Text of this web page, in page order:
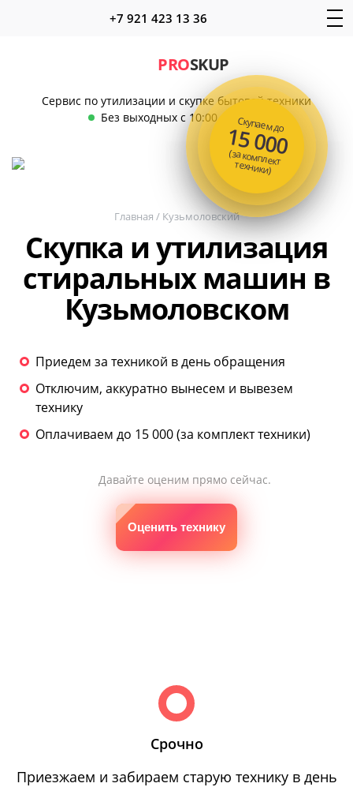
PROSKUP
Сервис по утилизации и скупке бытовой техники
Без выходных с 10:00 до 22:00
+7 921 423 13 36
Скупаем до
15 000
(за комплект
техники)
Главная / Кузьмоловский
Скупка и утилизация
стиральных машин в
Кузьмоловском
Приедем за техникой в день обращения
Отключим, аккуратно вынесем и вывезем
технику
Оплачиваем до 15 000 (за комплект техники)
Давайте оценим прямо сейчас.
Оценить технику
Срочно
Приезжаем и забираем старую технику в день